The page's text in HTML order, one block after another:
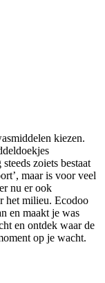
kiezen.
zoiets bestaat
maar is voor veel
nu er ook
het milieu. Ecodoo
en maakt je was
en ontdek waar de
op je wacht.